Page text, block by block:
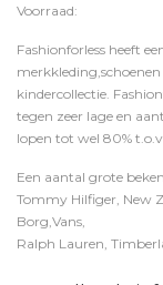
Voorraad:
Fashionforless heeft
merkkleding,schoenen
kindercollectie.
tegen zeer lage en
lopen tot wel 80%
Een aantal grote
Tommy Hilfiger, New
Borg,Vans,
Ralph Lauren,